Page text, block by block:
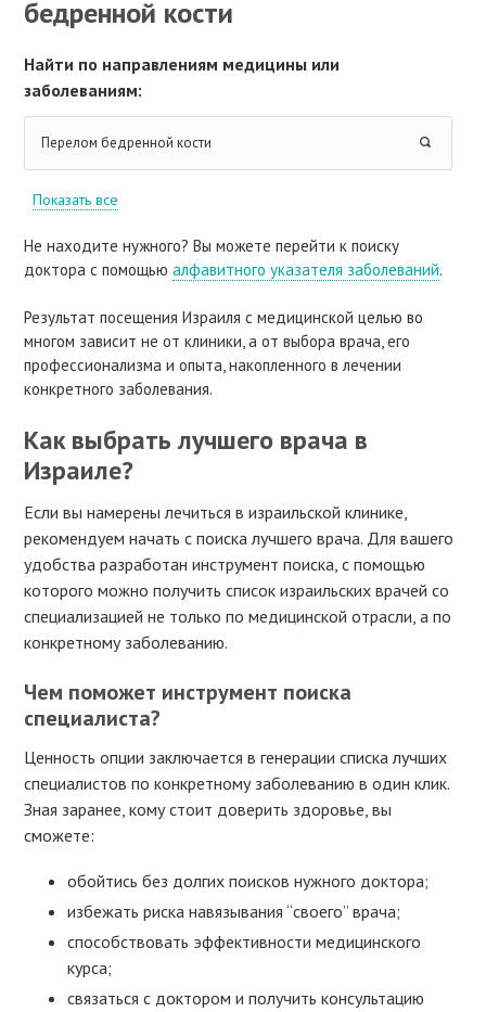
бедренной кости
Найти по направлениям медицины или
заболеваниям:
Перелом бедренной кости
Показать все
Не находите нужного? Вы можете перейти к поиску
доктора с помощьюалфавитного указателя заболеваний.
Результат посещения Израиля с медицинской целью во
многом зависит не от клиники, а от выбора врача, его
профессионализма и опыта, накопленного в лечении
конкретного заболевания.
Как выбрать лучшего врача в
Израиле?
Если вы намерены лечиться в израильской клинике,
рекомендуем начать с поиска лучшего врача. Для вашего
удобства разработан инструмент поиска, с помощью
которого можно получить список израильских врачей со
специализацией не только по медицинской отрасли, а по
конкретному заболеванию.
Чем поможет инструмент поиска
специалиста?
Ценность опции заключается в генерации списка лучших
специалистов по конкретному заболеванию в один клик.
Зная заранее, кому стоит доверить здоровье, вы
сможете:
обойтись без долгих поисков нужного доктора;
избежать риска навязывания “своего” врача;
способствовать эффективности медицинского
курса;
связаться с доктором и получить консультацию